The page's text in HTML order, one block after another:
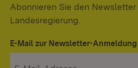
Abonnieren Sie den
Landesregierung.
E-Mail zur Newsletter-Anmeldung